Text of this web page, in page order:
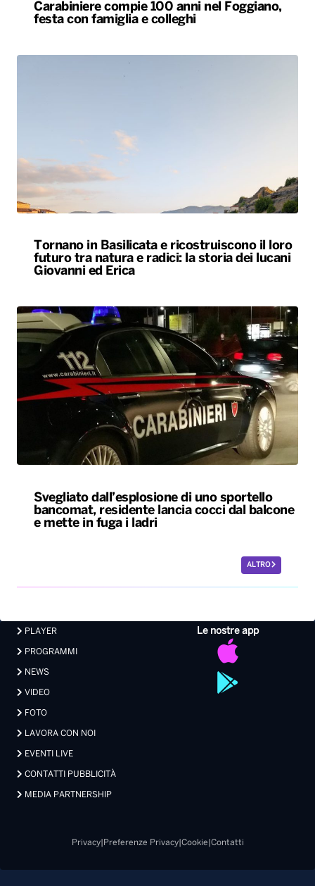
Carabiniere compie 100 anni nel Foggiano,
festa con famiglia e colleghi
Tornano in Basilicata e ricostruiscono il loro
futuro tra natura e radici: la storia dei lucani
Giovanni ed Erica
Svegliato dall’esplosione di uno sportello
bancomat, residente lancia cocci dal balcone
e mette in fuga i ladri
ALTRO
Le nostre app
PLAYER
PROGRAMMI
NEWS
VIDEO
FOTO
LAVORA CON NOI
EVENTI LIVE
CONTATTI PUBBLICITÀ
MEDIA PARTNERSHIP
Privacy| Preferenze Privacy| Cookie Contatti